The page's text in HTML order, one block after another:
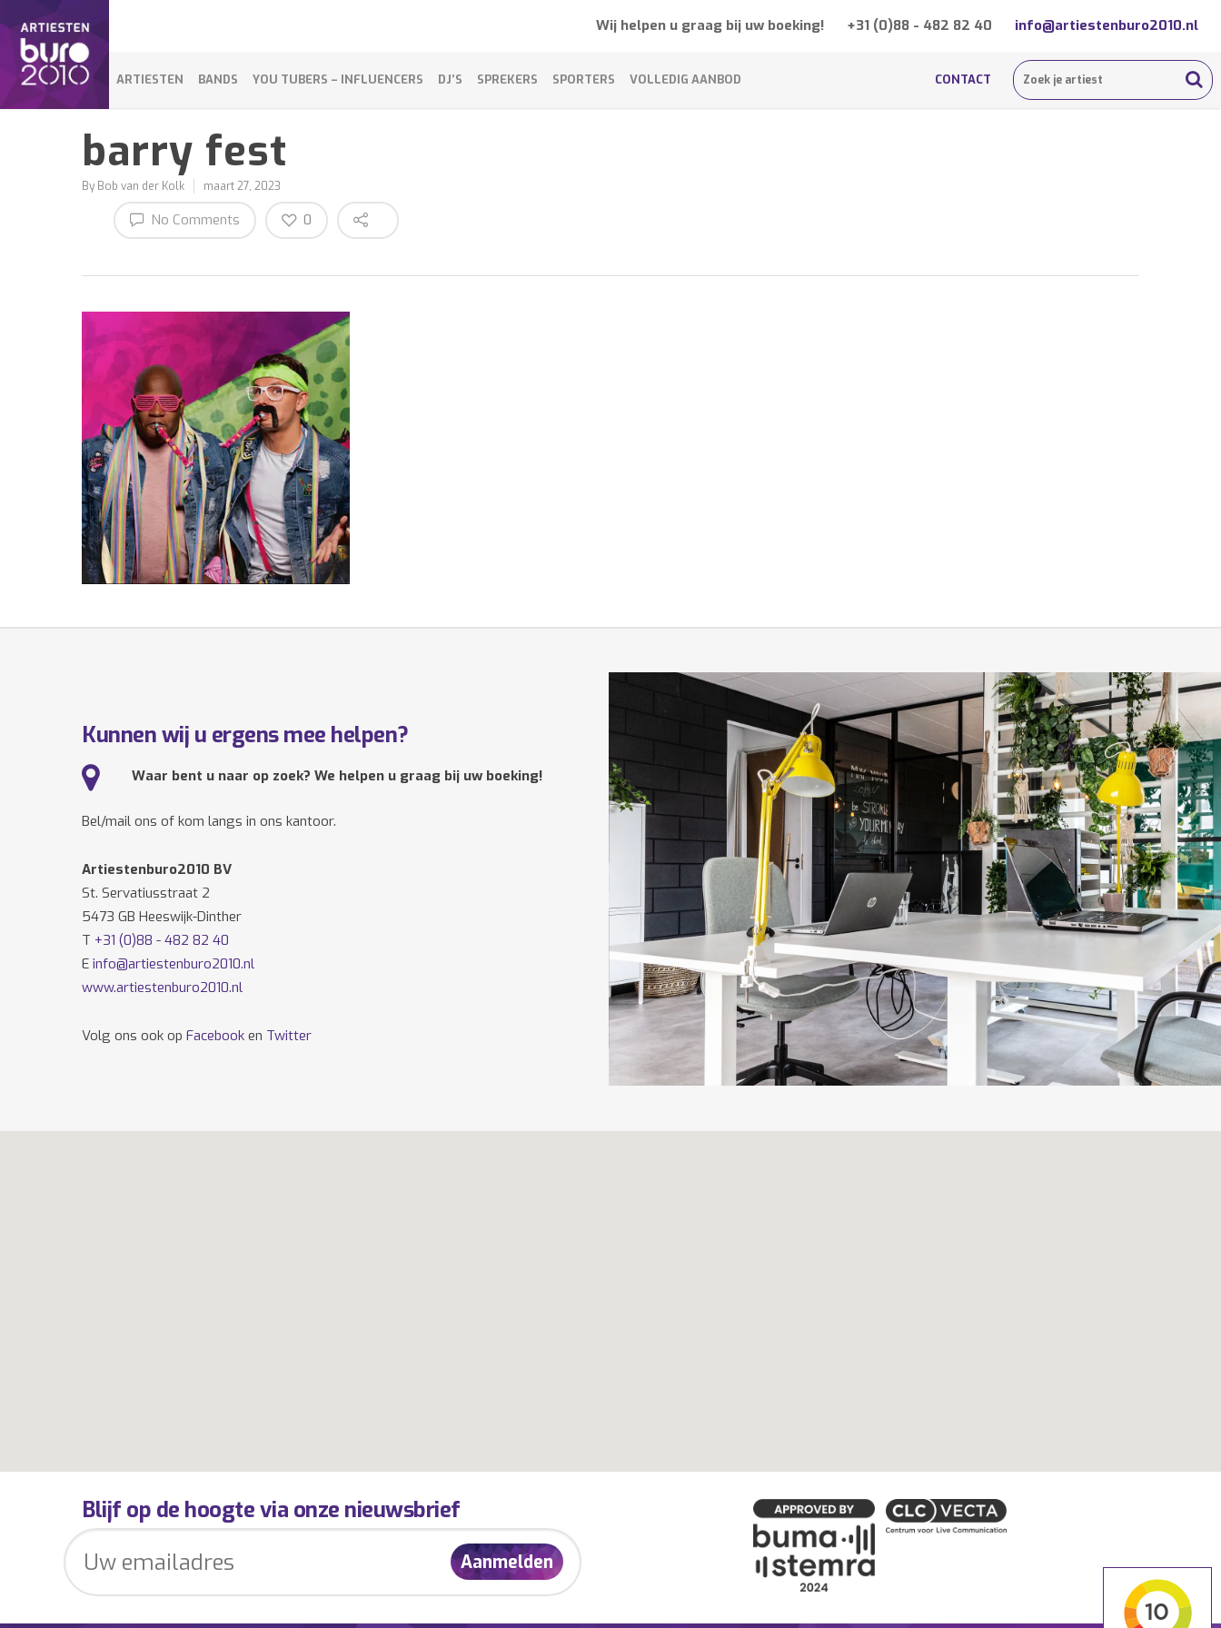
Wij helpen u graag bij uw boeking! +31 (0)88 - 482 82 40 info@artiestenburo2010.nl
ARTIESTEN BANDS YOU TUBERS – INFLUENCERS DJ’S SPREKERS SPORTERS VOLLEDIG AANBOD CONTACT
barry fest
By Bob van der Kolk maart 27, 2023
No Comments 0
Kunnen wij u ergens mee helpen?
Waar bent u naar op zoek? We helpen u graag bij uw boeking!
Bel/mail ons of kom langs in ons kantoor.
Artiestenburo2010 BV
St. Servatiusstraat 2
5473 GB Heeswijk-Dinther
T +31 (0)88 - 482 82 40
E info@artiestenburo2010.nl
www.artiestenburo2010.nl
Volg ons ook op Facebook en Twitter
Blijf op de hoogte via onze nieuwsbrief